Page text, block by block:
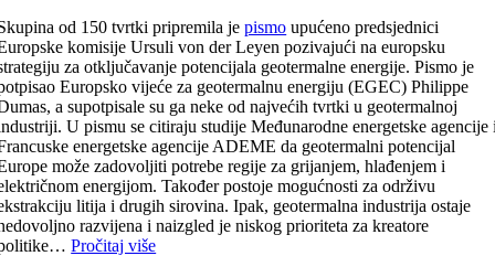
od 150 tvrtki pripremila jepismo upućeno predsjednici
komisije Ursuli von der Leyen pozivajući na europsku
za otključavanje potencijala geotermalne energije. Pismo je
Europsko vijeće za geotermalnu energiju (EGEC) Philippe
a supotpisale su ga neke od najvećih tvrtki u geotermalnoj
U pismu se citiraju studije Međunarodne energetske agencije
energetske agencije ADEME da geotermalni potencijal
može zadovoljiti potrebe regije za grijanjem, hlađenjem i
energijom. Također postoje mogućnosti za održivu
litija i drugih sirovina. Ipak, geotermalna industrija ostaje
razvijena i naizgled je niskog prioriteta za kreatore
Pročitaj više